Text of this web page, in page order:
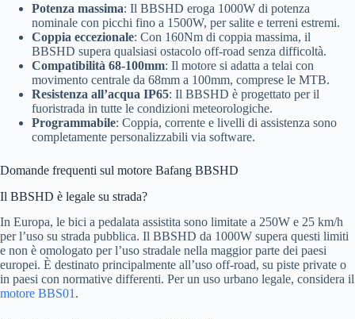
Potenza massima: Il BBSHD eroga 1000W di potenza
nominale con picchi fino a 1500W, per salite e terreni estremi.
Coppia eccezionale: Con 160Nm di coppia massima, il
BBSHD supera qualsiasi ostacolo off-road senza difficoltà.
Compatibilità 68-100mm: Il motore si adatta a telai con
movimento centrale da 68mm a 100mm, comprese le MTB.
Resistenza all’acqua IP65: Il BBSHD è progettato per il
fuoristrada in tutte le condizioni meteorologiche.
Programmabile: Coppia, corrente e livelli di assistenza sono
completamente personalizzabili via software.
Domande frequenti sul motore Bafang BBSHD
Il BBSHD è legale su strada?
In Europa, le bici a pedalata assistita sono limitate a 250W e 25 km/h
per l’uso su strada pubblica. Il BBSHD da 1000W supera questi limiti
e non è omologato per l’uso stradale nella maggior parte dei paesi
europei. È destinato principalmente all’uso off-road, su piste private o
in paesi con normative differenti. Per un uso urbano legale, considera il
motore BBS01 .